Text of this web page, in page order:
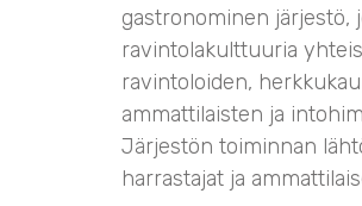
gastronominen järjestö,
ravintolakulttuuria
ravintoloiden,
ammattilaisten ja
Järjestön toiminnan
harrastajat ja